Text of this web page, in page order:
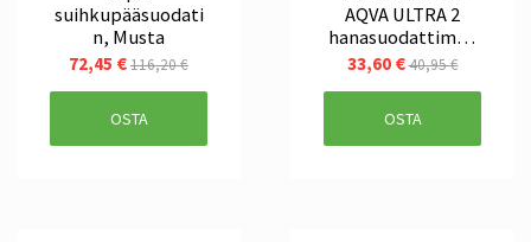
suihkupääsuodati
n, Musta
72,45 €116,20 €
OSTA
AQVA ULTRA 2
hanasuodattimell
e
33,60 €40,95 €
OSTA